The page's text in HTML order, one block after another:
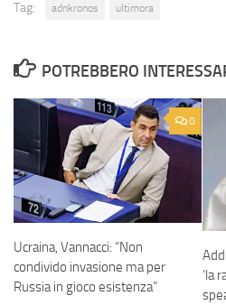
Tag: adnkronos ultimora
POTREBBERO
0
Ucraina, Vannacci: “Non
condivido invasione ma per
Russia in gioco esistenza”
‘la